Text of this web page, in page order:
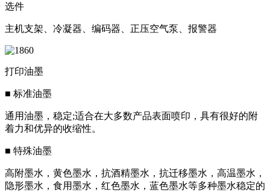
选件
主机支架、冷凝器、编码器、正压空气泵、报警器
打印油墨
■ 标准油墨
通用油墨，稳定;适合在大多数产品表面喷印，具有很好的附
着力和优异的收缩性。
■ 特殊油墨
高附墨水，黄色墨水，抗酒精墨水，抗迁移墨水，高温墨水，
隐形墨水，食用墨水，红色墨水，蓝色墨水等多种墨水稳定的